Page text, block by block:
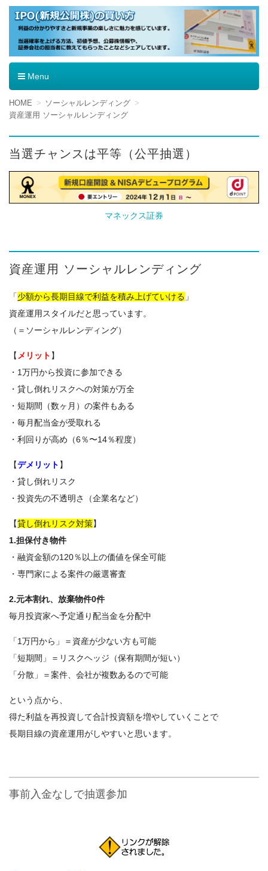
IPO（新規公開株）の買い方
Menu
コ
ン
ン
ツ
へ
移
動
HOME
ソーシャルレンディング
資産運用 ソーシャルレンディング
当選チャンスは平等（公平抽選）
マネックス証券
資産運用 ソーシャルレンディング
「少額から長期目線で利益を積み上げていける 」
資産運用スタイルだと思っています。
（＝ソーシャルレンディング）
【 メリット 】
・1万円から投資に参加できる
・貸し倒れリスクへの対策が万全
・短期間（数ヶ月）の案件もある
・毎月配当金が受取れる
・利回りが高め（6％〜14％程度）
【デメリット 】
・貸し倒れリスク
・投資先の不透明さ（企業名など）
【貸し倒れリスク対策】
1.担保付き物件
・融資金額の120％以上の価値を保全可能
・専門家による案件の厳選審査
2.元本割れ、放棄物件0件
毎月投資家へ予定通り配当金を分配中
「1万円から」＝資産が少ない方も可能
「短期間」＝リスクヘッジ（保有期間が短い）
「分散」＝案件、会社が複数あるので可能
という点から、
得た利益を再投資して合計投資額を増やしていくことで
長期目線の資産運用がしやすいと思います。
事前入金なしで抽選参加